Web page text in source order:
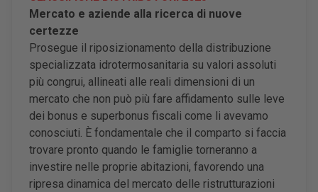
Mercato e aziende alla ricerca di nuove
certezze
Prosegue il riposizionamento della distribuzione
specializzata idrotermosanitaria su valori assoluti
più congrui, allineati alle reali dimensioni di un
mercato che non può più fare affidamento sulle leve
dei bonus e superbonus fiscali come li avevamo
conosciuti. È fondamentale che il comparto si faccia
trovare pronto quando le famiglie torneranno a
investire nelle proprie abitazioni, favorendo una
ripresa dinamica del mercato delle ristrutturazioni